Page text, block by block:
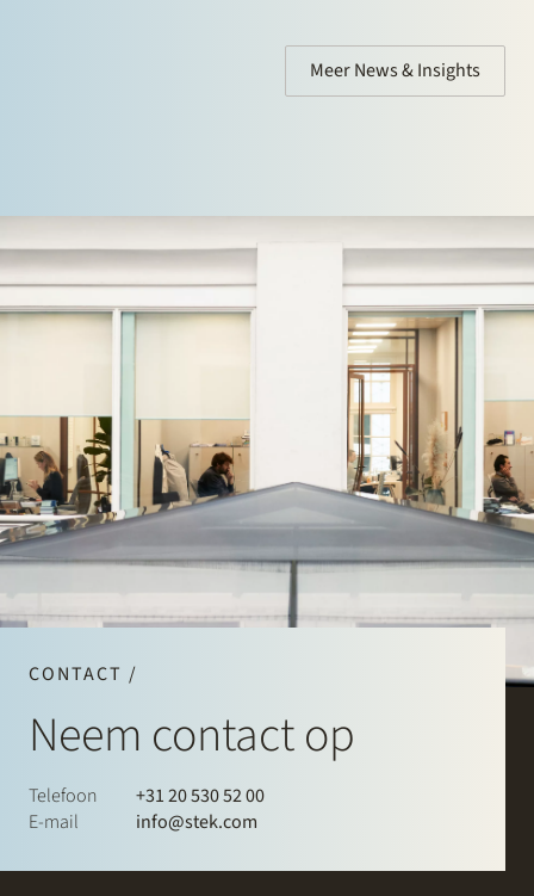
Meer News & Insights
CONTACT /
Neem contact op
Telefoon
+31 20 530 52 00
E-mail
info@stek.com